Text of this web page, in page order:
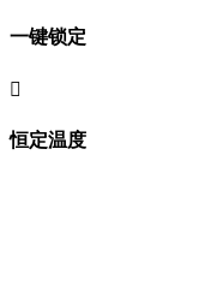
一键锁定

恒定温度